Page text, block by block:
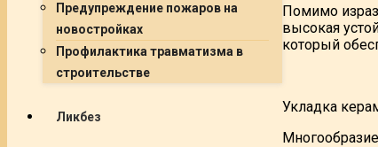
Предупреждение пожаров на
новостройках
Профилактика травматизма в
строительстве
Ликбез
Помимо
высокая
который
Укладка